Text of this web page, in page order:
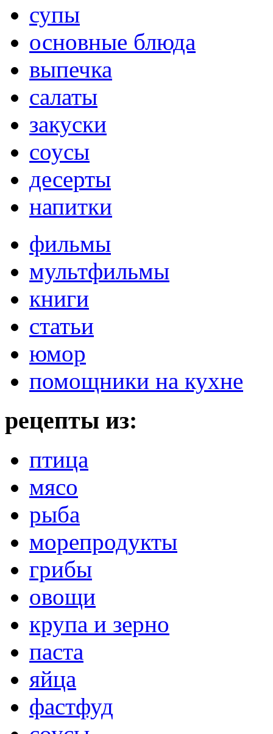
супы
основные блюда
выпечка
салаты
закуски
соусы
десерты
напитки
фильмы
мультфильмы
книги
статьи
юмор
помощники на кухне
рецепты из:
птица
мясо
рыба
морепродукты
грибы
овощи
крупа и зерно
паста
яйца
фастфуд